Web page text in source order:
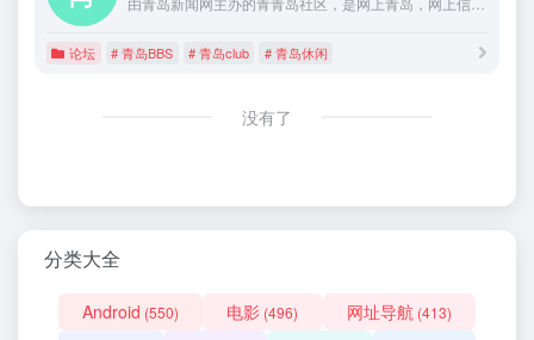
论坛 # 青岛BBS # 青岛club # 青岛休闲
没有了
分类大全
Android (550) 电影 (496) 网址导航 (413)